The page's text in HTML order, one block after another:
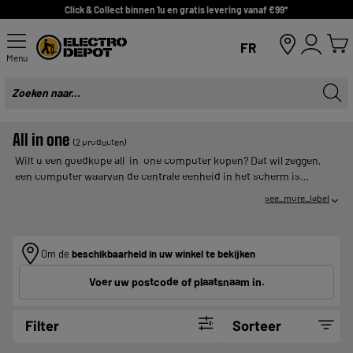
Click & Collect binnen 1u en gratis levering vanaf €99*
Menu
FR
All in one (2 producten)
Wilt u een goedkope all-in-one computer kopen? Dat wil zeggen,
een computer waarvan de centrale eenheid in het scherm is
stijlvol en compact, maar bevrijdt u ook van veel lelijke draden.
see_more_label
Om de beschikbaarheid in uw winkel te bekijken
Voer uw postcode of plaatsnaam in.
Filter Sorteer